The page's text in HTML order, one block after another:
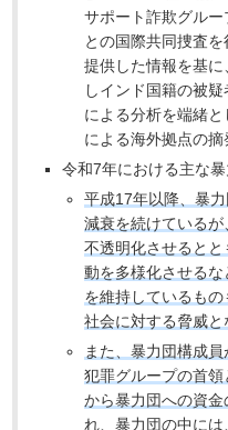
サポート詐欺グル
との国際共同捜査
提供した情報を基
しインド国籍の被
による分析を端緒
による海外拠点の摘
令和7年における主な
平成17年以降、暴
減衰を続けている
不透明化させると
動を多様化させる
を維持しているも
社会に対する脅威と
また、暴力団構成
犯罪グループの首
から暴力団への資
れ、暴力団の中に